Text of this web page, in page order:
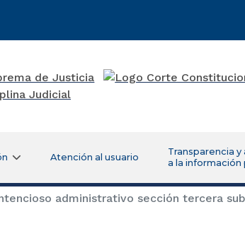
Atención al usuario
Transparencia y
a la información
administrativo sección tercera